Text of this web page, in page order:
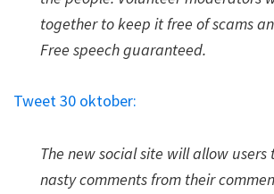
together to keep it free of scams
Free speech guaranteed.
Tweet 30 oktober:
The new social site will allow users
nasty comments from their